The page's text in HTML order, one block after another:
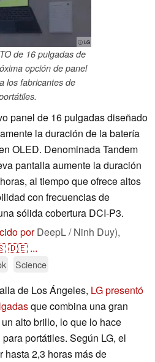
ⓘ LG
de 16 pulgadas de
opción de panel
los fabricantes de
panel de 16 pulgadas diseñado
la duración de la batería
OLED. Denominada Tandem
pantalla aumente la duración
al tiempo que ofrece altos
con frecuencias de
sólida cobertura DCI-P3.
porDeepL / Ninh Duy),
🇩🇪 ...
Science
de Los Ángeles, LG presentó
que combina una gran
alto brillo, lo que lo hace
portátiles. Según LG, el
2,3 horas más de